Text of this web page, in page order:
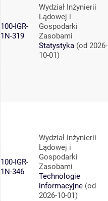
100-IGR-
1N-319
Wydział Inżynierii
Lądowej i
Gospodarki
Zasobami
Statystyka (od 2026-
10-01)
100-IGR-
1N-346
Wydział Inżynierii
Lądowej i
Gospodarki
Zasobami
Technologie
informacyjne (od
2026-10-01)